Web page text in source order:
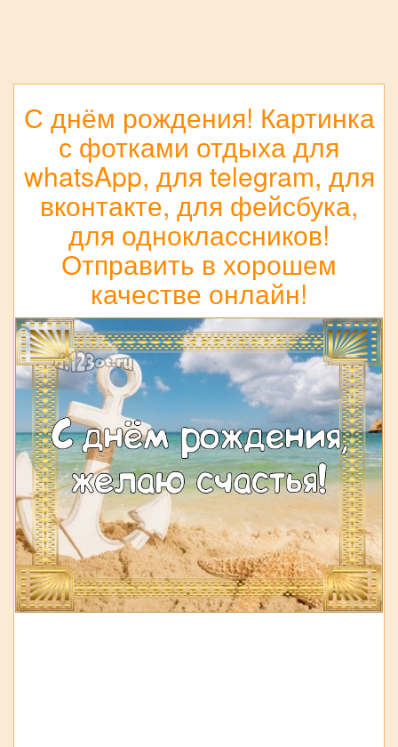
С днём рождения! Картинка
с фотками отдыха для
whatsApp, для telegram, для
вконтакте, для фейсбука,
для одноклассников!
Отправить в хорошем
качестве онлайн!